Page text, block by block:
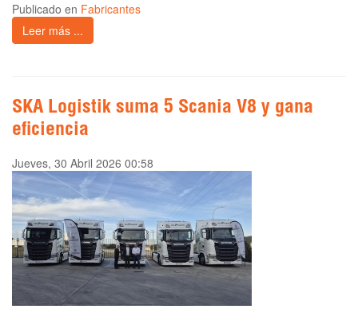
Publicado en Fabricantes
Leer más ...
SKA Logistik suma 5 Scania V8 y gana
eficiencia
Jueves, 30 Abril 2026 00:58